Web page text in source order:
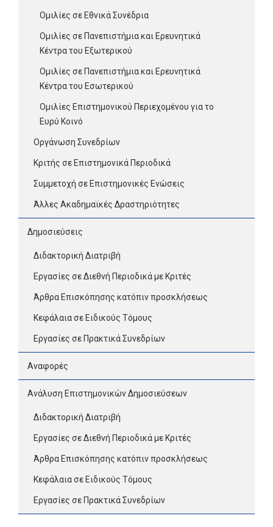
Ομιλίες σε Εθνικά Συνέδρια
Ομιλίες σε Πανεπιστήμια και Ερευνητικά
Κέντρα του Εξωτερικού
Ομιλίες σε Πανεπιστήμια και Ερευνητικά
Κέντρα του Εσωτερικού
Ομιλίες Επιστημονικού Περιεχομένου για το
Ευρύ Κοινό
Οργάνωση Συνεδρίων
Κριτής σε Επιστημονικά Περιοδικά
Συμμετοχή σε Επιστημονικές Ενώσεις
Άλλες Ακαδημαϊκές Δραστηριότητες
Δημοσιεύσεις
Διδακτορική Διατριβή
Εργασίες σε Διεθνή Περιοδικά με Κριτές
Άρθρα Επισκόπησης κατόπιν προσκλήσεως
Κεφάλαια σε Ειδικούς Τόμους
Εργασίες σε Πρακτικά Συνεδρίων
Αναφορές
Ανάλυση Επιστημονικών Δημοσιεύσεων
Διδακτορική Διατριβή
Εργασίες σε Διεθνή Περιοδικά με Κριτές
Άρθρα Επισκόπησης κατόπιν προσκλήσεως
Κεφάλαια σε Ειδικούς Τόμους
Εργασίες σε Πρακτικά Συνεδρίων